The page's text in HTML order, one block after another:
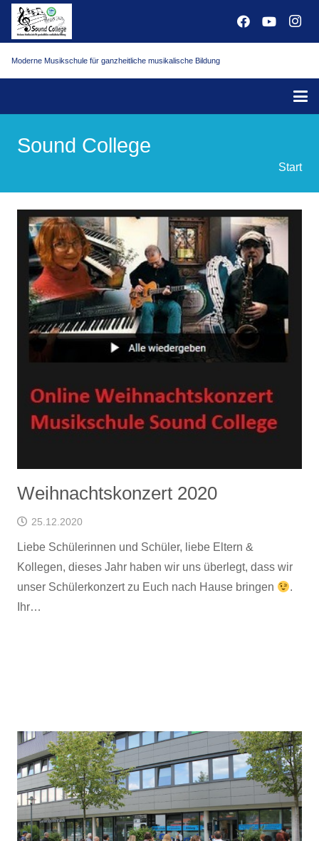
Moderne Musikschule für ganzheitliche musikalische Bildung
Sound College
Start
Weihnachtskonzert 2020
25.12.2020
Liebe Schülerinnen und Schüler, liebe Eltern &
Kollegen, dieses Jahr haben wir uns überlegt, dass wir
unser Schülerkonzert zu Euch nach Hause bringen
.
Ihr…